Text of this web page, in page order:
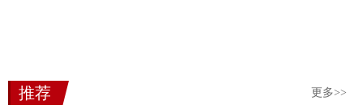
推荐 更多>>